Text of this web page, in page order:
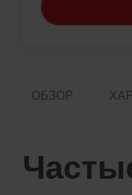
ОБЗОР